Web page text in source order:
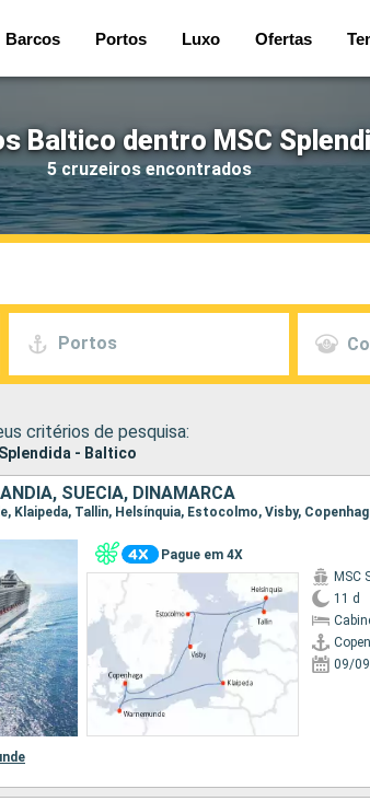
Barcos Portos Luxo Ofertas
Baltico dentro MSC
5 cruzeiros encontrados
Portos
critérios de pesquisa:
- Baltico
SUÉCIA, DINAMARCA
Klaipeda, Tallin, Helsínquia, Estocolmo, Visby,
Pague em 4X
MSC
11 d
09/